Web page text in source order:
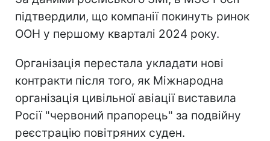
підтвердили, що компанії покинуть ринок
ООН у першому кварталі 2024 року.
Організація перестала укладати нові
контракти після того, як Міжнародна
організація цивільної авіації виставила
Росії "червоний прапорець" за подвійну
реєстрацію повітряних суден.